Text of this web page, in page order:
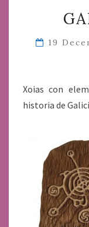
19
Xoias con
historia de